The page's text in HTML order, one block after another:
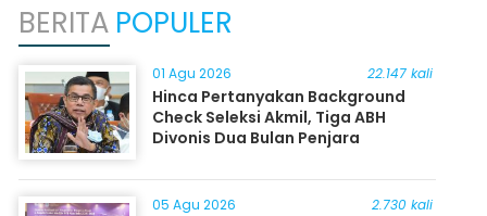
BERITA POPULER
01 Agu 2026 22.147 kali
Hinca Pertanyakan Background
Check Seleksi Akmil, Tiga ABH
Divonis Dua Bulan Penjara
05 Agu 2026 2.730 kali